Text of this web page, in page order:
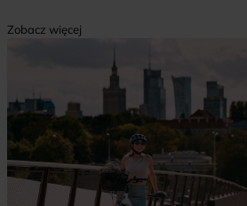
Zobacz więcej